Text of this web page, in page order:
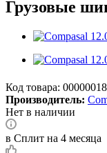
Грузовые
Код товара:
Производитель:
Нет в наличии
в Сплит на 4 месяца